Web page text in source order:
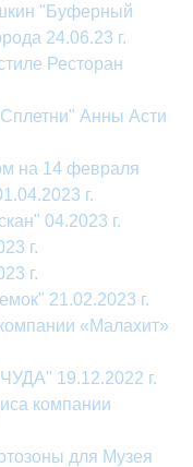
"Буферный
24.06.23 г.
Ресторан
Анны Асти
на 14 февраля
г.
04.2023 г.
г.
г.
21.02.2023 г.
«Малахит»
19.12.2022 г.
компании
для Музея